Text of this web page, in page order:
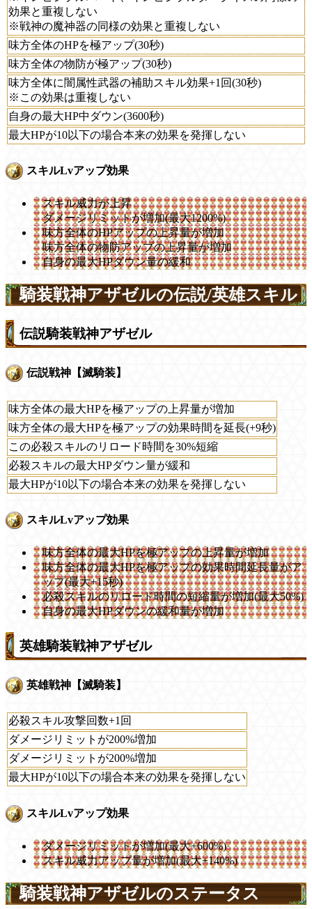
効果と重複しない
※戦神の魔神器の同様の効果と重複しない
味方全体のHPを極アップ(30秒)
味方全体の物防が極アップ(30秒)
味方全体に闇属性武器の補助スキル効果+1回(30秒)
※この効果は重複しない
自身の最大HP中ダウン(3600秒)
最大HPが10以下の場合本来の効果を発揮しない
スキルLvアップ効果
スキル威力が上昇
ダメージリミットが増加(最大1200%)
味方全体のHPアップの上昇量が増加
味方全体の物防アップの上昇量が増加
自身の最大HPダウン量の緩和
騎装戦神アザゼルの伝説/英雄スキル
伝説騎装戦神アザゼル
伝説戦神【滅騎装】
味方全体の最大HPを極アップの上昇量が増加
味方全体の最大HPを極アップの効果時間を延長(+9秒)
この必殺スキルのリロード時間を30%短縮
必殺スキルの最大HPダウン量が緩和
最大HPが10以下の場合本来の効果を発揮しない
スキルLvアップ効果
味方全体の最大HPを極アップの上昇量が増加
味方全体の最大HPを極アップの効果時間延長量がア
ップ(最大+15秒)
必殺スキルのリロード時間の短縮量が増加(最大50%)
自身の最大HPダウンの緩和量が増加
英雄騎装戦神アザゼル
英雄戦神【滅騎装】
必殺スキル攻撃回数+1回
ダメージリミットが200%増加
ダメージリミットが200%増加
最大HPが10以下の場合本来の効果を発揮しない
スキルLvアップ効果
ダメージリミットが増加(最大+600%)
スキル威力アップ量が増加(最大+140%)
騎装戦神アザゼルのステータス